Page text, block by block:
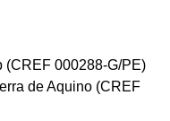
(CREF 000288-G/PE)
de Aquino (CREF